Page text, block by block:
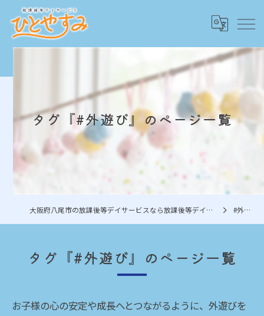
タグ『#外遊び』のページ一覧
大阪府八尾市の放課後等デイサービスなら放課後等デイサービスひとやすみ #外遊び
タグ『#外遊び』のページ一覧
お子様の心の安定や成長へとつながるように、外遊びを